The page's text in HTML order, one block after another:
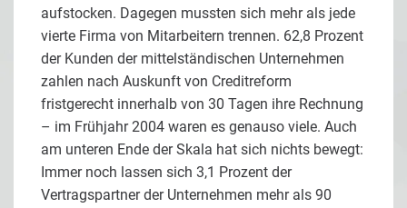
aufstocken. Dagegen mussten sich mehr als jede
vierte Firma von Mitarbeitern trennen. 62,8 Prozent
der Kunden der mittelständischen Unternehmen
zahlen nach Auskunft von Creditreform
fristgerecht innerhalb von 30 Tagen ihre Rechnung
– im Frühjahr 2004 waren es genauso viele. Auch
am unteren Ende der Skala hat sich nichts bewegt:
Immer noch lassen sich 3,1 Prozent der
Vertragspartner der Unternehmen mehr als 90